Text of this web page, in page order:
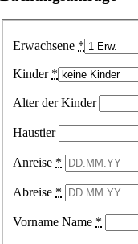
Erwachsene *
Kinder *
Alter der Kinder
Haustier
Anreise *
Abreise *
Vorname Name *